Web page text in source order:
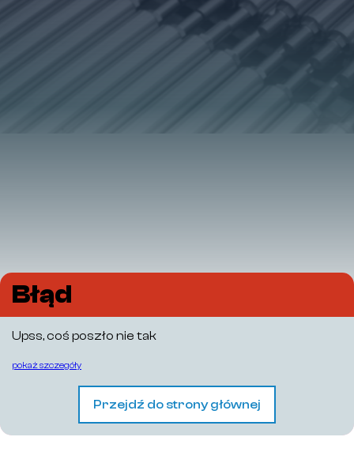
Błąd
Upss, coś poszło nie tak
pokaż szczegóły
Przejdź do strony głównej